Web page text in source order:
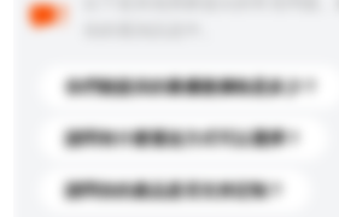
你們能提供的最優惠價格是多少？
請問有什麼運送方式可以選擇？
請問你的產品是否支持定制？